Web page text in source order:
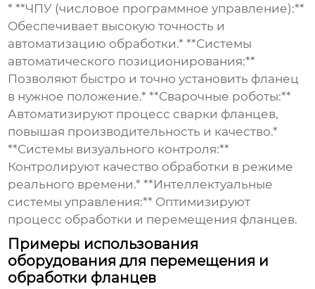
* **ЧПУ (числовое программное управление):**
Обеспечивает высокую точность и
автоматизацию обработки.* **Системы
автоматического позиционирования:**
Позволяют быстро и точно установить фланец
в нужное положение.* **Сварочные роботы:**
Автоматизируют процесс сварки фланцев,
повышая производительность и качество.*
**Системы визуального контроля:**
Контролируют качество обработки в режиме
реального времени.* **Интеллектуальные
системы управления:** Оптимизируют
процесс обработки и перемещения фланцев.
Примеры использования
оборудования для перемещения и
обработки фланцев